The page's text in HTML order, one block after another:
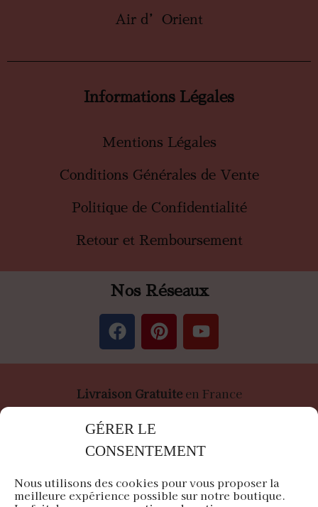
GÉRER LE
CONSENTEMENT
Nous utilisons des cookies pour vous proposer la
meilleure expérience possible sur notre boutique.
Air d’Orient
Informations Légales
Mentions Légales
Conditions Générales de Vente
Politique de Confidentialité
Retour et Remboursement
Nos Réseaux
Livraison Gratuiteen France
PaiementSécurisé